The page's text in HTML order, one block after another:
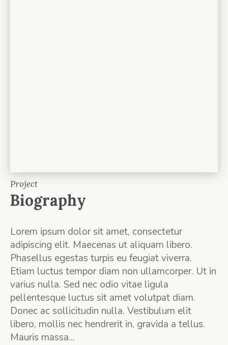
Project
Biography
Lorem ipsum dolor sit amet, consectetur
adipiscing elit. Maecenas ut aliquam libero.
Phasellus egestas turpis eu feugiat viverra.
Etiam luctus tempor diam non ullamcorper. Ut in
varius nulla. Sed nec odio vitae ligula
pellentesque luctus sit amet volutpat diam.
Donec ac sollicitudin nulla. Vestibulum elit
libero, mollis nec hendrerit in, gravida a tellus.
Mauris massa...